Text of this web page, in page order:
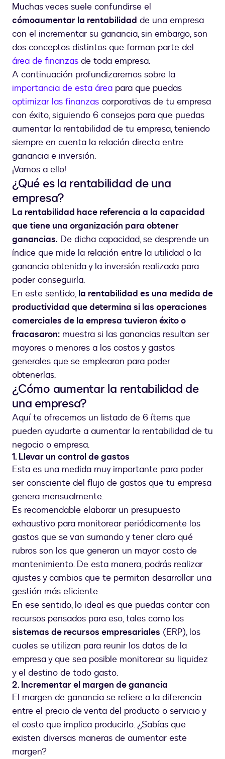
Muchas veces suele confundirse el
cómoaumentar la rentabilidad de una empresa
con el incrementar su ganancia, sin embargo, son
dos conceptos distintos que forman parte del
área de finanzas de toda empresa.
A continuación profundizaremos sobre la
importancia de esta área para que puedas
optimizar las finanzas corporativas de tu empresa
con éxito, siguiendo 6 consejos para que puedas
aumentar la rentabilidad de tu empresa, teniendo
siempre en cuenta la relación directa entre
ganancia e inversión.
¡Vamos a ello!
¿Qué es la rentabilidad de una
empresa?
La rentabilidad hace referencia a la capacidad
que tiene una organización para obtener
ganancias. De dicha capacidad, se desprende un
índice que mide la relación entre la utilidad o la
ganancia obtenida y la inversión realizada para
poder conseguirla.
En este sentido, la rentabilidad es una medida de
productividad que determina si las operaciones
comerciales de la empresa tuvieron éxito o
fracasaron: muestra si las ganancias resultan ser
mayores o menores a los costos y gastos
generales que se emplearon para poder
obtenerlas.
¿Cómo aumentar la rentabilidad de
una empresa?
Aquí te ofrecemos un listado de 6 ítems que
pueden ayudarte a aumentar la rentabilidad de tu
negocio o empresa.
1. Llevar un control de gastos
Esta es una medida muy importante para poder
ser consciente del flujo de gastos que tu empresa
genera mensualmente.
Es recomendable elaborar un presupuesto
exhaustivo para monitorear periódicamente los
gastos que se van sumando y tener claro qué
rubros son los que generan un mayor costo de
mantenimiento. De esta manera, podrás realizar
ajustes y cambios que te permitan desarrollar una
gestión más eficiente.
En ese sentido, lo ideal es que puedas contar con
recursos pensados para eso, tales como los
sistemas de recursos empresariales (ERP), los
cuales se utilizan para reunir los datos de la
empresa y que sea posible monitorear su liquidez
y el destino de todo gasto.
2. Incrementar el margen de ganancia
El margen de ganancia se refiere a la diferencia
entre el precio de venta del producto o servicio y
el costo que implica producirlo. ¿Sabías que
existen diversas maneras de aumentar este
margen?